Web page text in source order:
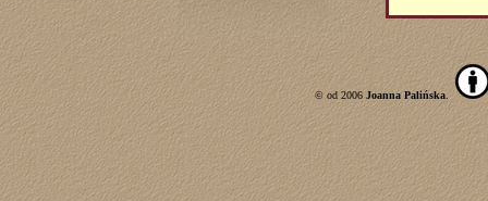
© od 2006 Joanna Palińska .